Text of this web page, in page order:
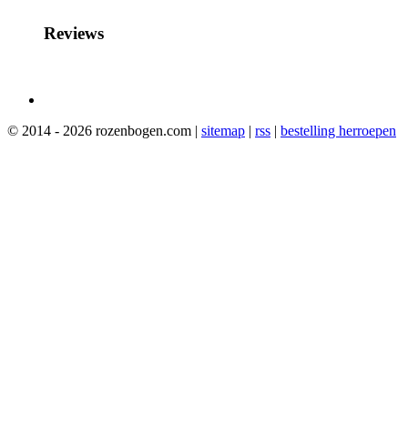
Reviews
© 2014 - 2026 rozenbogen.com | sitemap | rss | bestelling herroepen